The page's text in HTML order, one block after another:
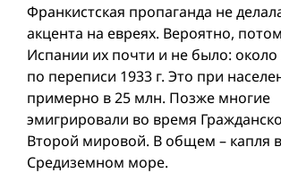
Франкистская пропаганда не
акцента на евреях. Вероятно,
Испании их почти и не было: около
по переписи 1933 г. Это при
примерно в 25 млн. Позже многие
эмигрировали во время
Второй мировой. В общем – капля в
Средиземном море.